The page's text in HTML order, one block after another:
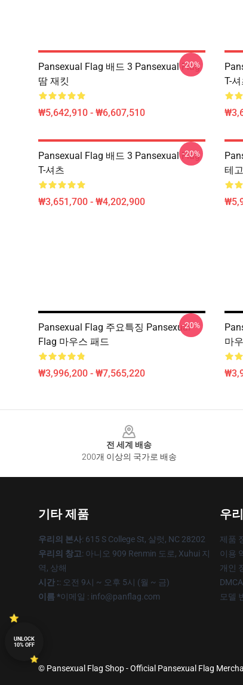
Pansexual Flag 배드 3 Pansexual Flag
땀 재킷
₩5,642,910 - ₩6,607,510
-20%
T-
Pansexual Flag 배드 3 Pansexual Flag
T-셔츠
₩3,651,700 - ₩4,202,900
-20%
테
Pansexual Flag 주요특징 Pansexual
Flag 마우스 패드
₩3,996,200 - ₩7,565,220
-20%
마
전 세계 배송
200개 이상의 국가로 배송
기타 제품
우리의 본사: 615 S College St, 샬럿, NC 28202
우리의 창고: 아니오 909 Renmin 도로, Xuhui 지
역, 상해
시간 :: 오전 9시 ~ 오후 5시 (월 ~ 금)
이름 *이메일 : info@panflag.com
우
제품
이용
개인
모델
© Pansexual Flag Shop - Official Pansexual Flag
UNLOCK
10% OFF